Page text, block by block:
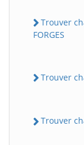
Trouver
FORGES
Trouver
Trouver